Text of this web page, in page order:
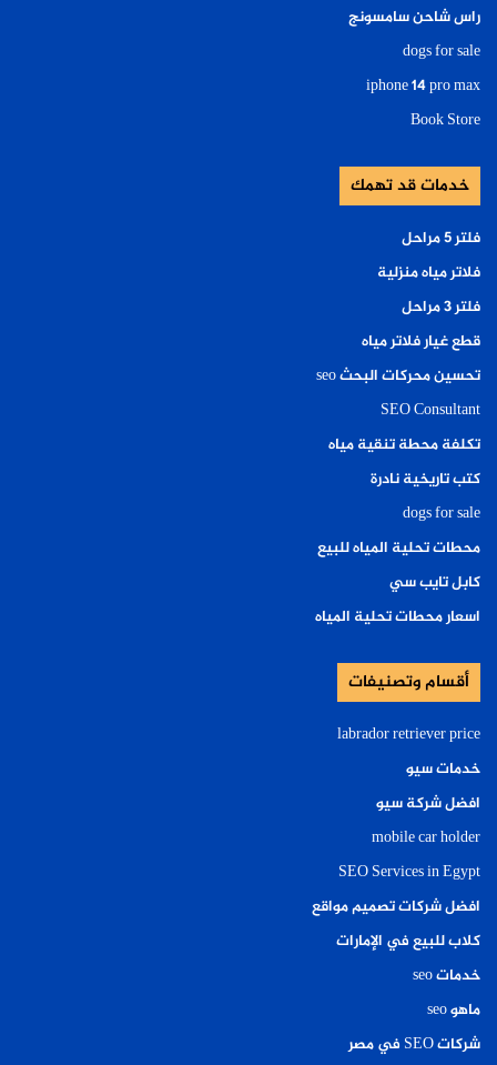
راس شاحن سامسونج
dogs for sale
iphone 14 pro max
Book Store
خدمات قد تهمك
فلتر ٥ مراحل
فلاتر مياه منزلية
فلتر ٣ مراحل
قطع غيار فلاتر مياه
تحسين محركات البحث seo
SEO Consultant
تكلفة محطة تنقية مياه
كتب تاريخية نادرة
dogs for sale
محطات تحلية المياه للبيع
كابل تايب سي
اسعار محطات تحلية المياه
أقسام وتصنيفات
labrador retriever price
خدمات سيو
افضل شركة سيو
mobile car holder
SEO Services in Egypt
افضل شركات تصميم مواقع
كلاب للبيع في الإمارات
خدمات seo
ماهو seo
شركات SEO في مصر